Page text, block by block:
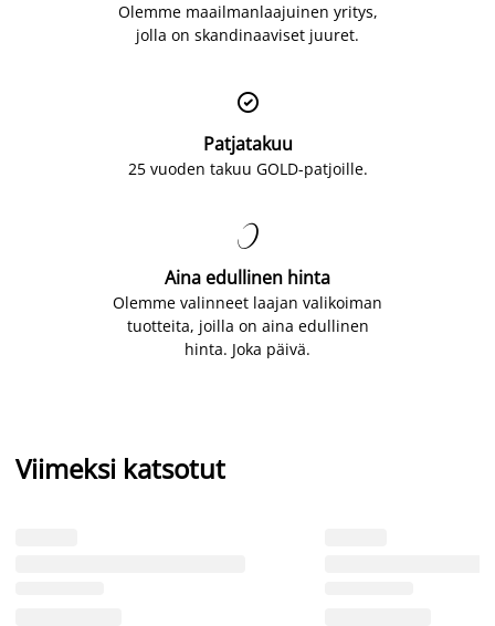
Olemme maailmanlaajuinen yritys,
jolla on skandinaaviset juuret.

Patjatakuu
25 vuoden takuu GOLD-patjoille.

Aina edullinen hinta
Olemme valinneet laajan valikoiman
tuotteita, joilla on aina edullinen
hinta. Joka päivä.
Viimeksi katsotut